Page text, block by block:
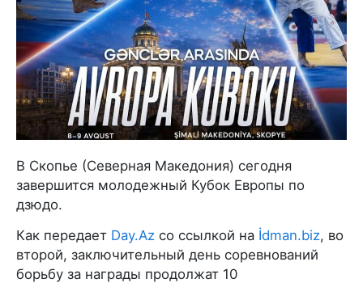
В Скопье (Северная Македония) сегодня
завершится молодежный Кубок Европы по
дзюдо.
Как передает Day.Az со ссылкой на İdman.biz, во
второй, заключительный день соревнований
борьбу за награды продолжат 10